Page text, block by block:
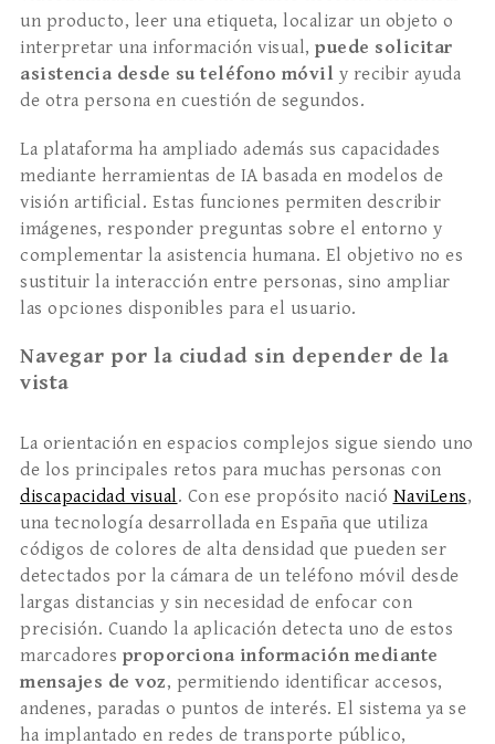
un producto, leer una etiqueta, localizar un objeto o
interpretar una información visual, puede solicitar
asistencia desde su teléfono móvil y recibir ayuda
de otra persona en cuestión de segundos.
La plataforma ha ampliado además sus capacidades
mediante herramientas de IA basada en modelos de
visión artificial. Estas funciones permiten describir
imágenes, responder preguntas sobre el entorno y
complementar la asistencia humana. El objetivo no es
sustituir la interacción entre personas, sino ampliar
las opciones disponibles para el usuario.
Navegar por la ciudad sin depender de la
vista
La orientación en espacios complejos sigue siendo uno
de los principales retos para muchas personas con
discapacidad visual. Con ese propósito nació NaviLens,
una tecnología desarrollada en España que utiliza
códigos de colores de alta densidad que pueden ser
detectados por la cámara de un teléfono móvil desde
largas distancias y sin necesidad de enfocar con
precisión. Cuando la aplicación detecta uno de estos
marcadores proporciona información mediante
mensajes de voz, permitiendo identificar accesos,
andenes, paradas o puntos de interés. El sistema ya se
ha implantado en redes de transporte público,